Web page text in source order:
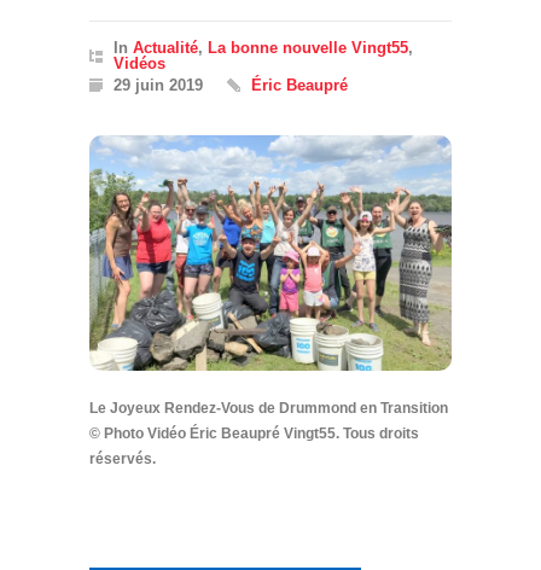
In Actualité, La bonne nouvelle Vingt55,
Vidéos
29 juin 2019
Éric Beaupré
Le Joyeux Rendez-Vous de Drummond en Transition
© Photo Vidéo Éric Beaupré Vingt55. Tous droits
réservés.